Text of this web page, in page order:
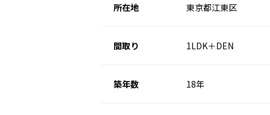
所在地 東京都江東区
間取り 1LDK＋DEN
築年数 18年